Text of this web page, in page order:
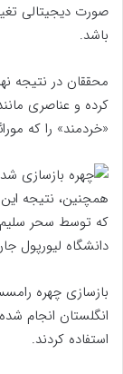
صورت دیجیتالی
باشد.
محققان در نتیجه
کرده و عناصری
«خردمند» را که
که توسط سحر سلیم
دانشگاه لیورپول
انگلستان انجام
استفاده کردند.